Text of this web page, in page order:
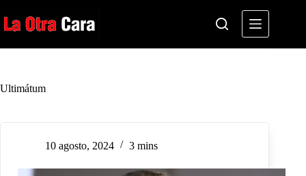
al
contenido
Ultimátum
10 agosto, 2024 3 mins